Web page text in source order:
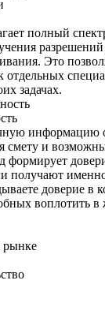
полный
разрешений
Это
отдельных
задачах.
информацию
смету и
формирует
получают именно
доверие в
воплотить
рынке